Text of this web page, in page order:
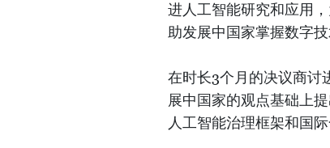
进人工智能研究和应用
助发展中国家掌握数字
在时长3个月的决议商讨
展中国家的观点基础上
人工智能治理框架和国